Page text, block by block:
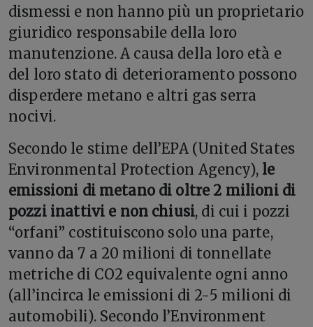
dismessi e non hanno più un proprietario
giuridico responsabile della loro
manutenzione. A causa della loro età e
del loro stato di deterioramento possono
disperdere metano e altri gas serra
nocivi.
Secondo le stime dell’EPA (United States
Environmental Protection Agency), le
emissioni di metano di oltre 2 milioni di
pozzi inattivi e non chiusi, di cui i pozzi
“orfani” costituiscono solo una parte,
vanno da 7 a 20 milioni di tonnellate
metriche di CO2 equivalente ogni anno
(all’incirca le emissioni di 2-5 milioni di
automobili). Secondo l’Environment